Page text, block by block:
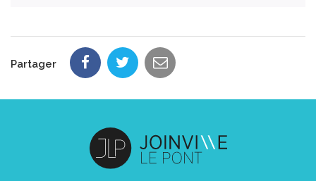
Partager